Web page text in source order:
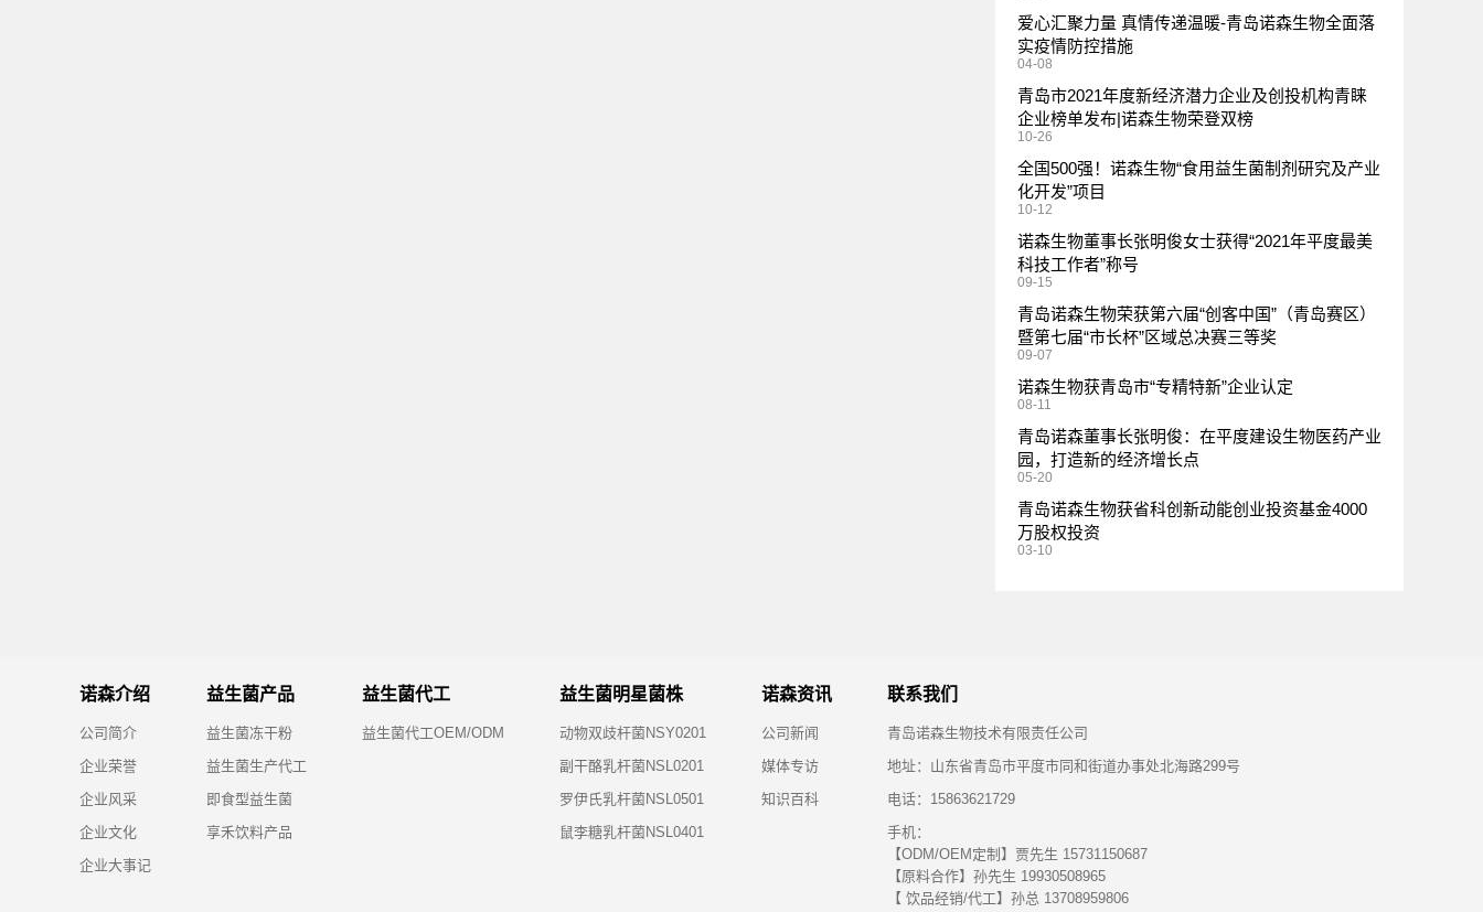
爱心汇聚力量 真情传递温暖-青岛诺森生物全面落
实疫情防控措施
04-08
青岛市2021年度新经济潜力企业及创投机构青睐
企业榜单发布|诺森生物荣登双榜
10-26
全国500强！诺森生物“食用益生菌制剂研究及产业
化开发”项目
10-12
诺森生物董事长张明俊女士获得“2021年平度最美
科技工作者”称号
09-15
青岛诺森生物荣获第六届“创客中国”（青岛赛区）
暨第七届“市长杯”区域总决赛三等奖
09-07
诺森生物获青岛市“专精特新”企业认定
08-11
青岛诺森董事长张明俊：在平度建设生物医药产业
园，打造新的经济增长点
05-20
青岛诺森生物获省科创新动能创业投资基金4000
万股权投资
03-10
诺森介绍
公司简介
企业荣誉
企业风采
企业文化
企业大事记
益生菌产品
益生菌冻干粉
益生菌生产代工
即食型益生菌
享禾饮料产品
益生菌代工
益生菌代工OEM/ODM
益生菌明星菌株
动物双歧杆菌NSY0201
副干酪乳杆菌NSL0201
罗伊氏乳杆菌NSL0501
鼠李糖乳杆菌NSL0401
诺森资讯
公司新闻
媒体专访
知识百科
联系我们
青岛诺森生物技术有限责任公司
地址：山东省青岛市平度市同和街道办事处北海路299号
电话：15863621729
手机：
【ODM/OEM定制】贾先生 15731150687
【原料合作】孙先生 19930508965
【 饮品经销/代工】孙总 13708959806